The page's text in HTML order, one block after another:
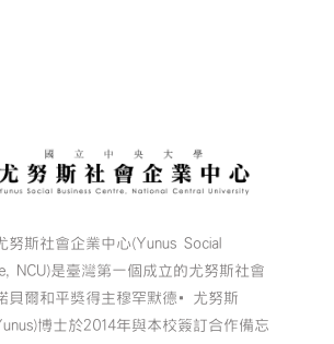
努斯社會企業中心(Yunus Social
NCU)是臺灣第一個成立的尤努斯社會
貝爾和平獎得主穆罕默德•尤努斯
博士於2014年與本校簽訂合作備忘